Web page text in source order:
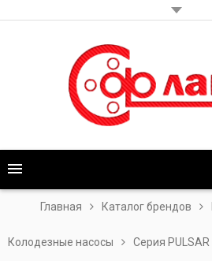
Главная Каталог брендов
Колодезные насосы Серия PULSAR